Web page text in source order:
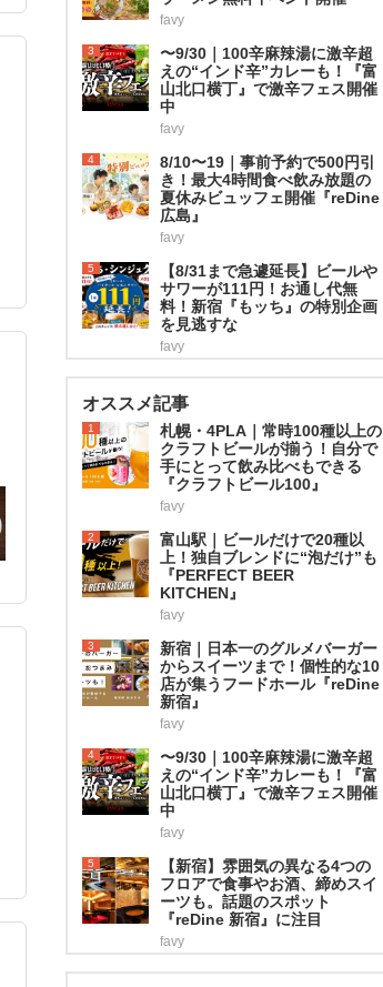
favy
3
〜9/30｜100辛麻辣湯に激辛超
えの“インド辛”カレーも！『富
山北口横丁』で激辛フェス開催
中
favy
4
8/10〜19｜事前予約で500円引
き！最大4時間食べ飲み放題の
夏休みビュッフェ開催『reDine
広島』
favy
5
【8/31まで急遽延長】ビールや
サワーが111円！お通し代無
料！新宿『もッち』の特別企画
を見逃すな
favy
オススメ記事
1
札幌・4PLA｜常時100種以上の
クラフトビールが揃う！自分で
手にとって飲み比べもできる
『クラフトビール100』
favy
2
富山駅｜ビールだけで20種以
上！独自ブレンドに“泡だけ”も
『PERFECT BEER
KITCHEN』
favy
3
新宿｜日本一のグルメバーガー
からスイーツまで！個性的な10
店が集うフードホール『reDine
新宿』
favy
4
〜9/30｜100辛麻辣湯に激辛超
えの“インド辛”カレーも！『富
山北口横丁』で激辛フェス開催
中
favy
5
【新宿】雰囲気の異なる4つの
フロアで食事やお酒、締めスイ
ーツも。話題のスポット
『reDine 新宿』に注目
favy